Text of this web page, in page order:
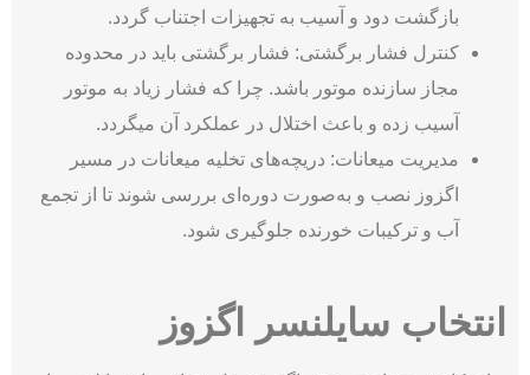
بازگشت دود و آسیب به تجهیزات اجتناب گردد.
کنترل فشار برگشتی: فشار برگشتی باید در محدوده
مجاز سازنده موتور باشد. چرا که فشار زیاد به موتور
آسیب زده و باعث اختلال در عملکرد آن می­گردد.
مدیریت میعانات: دریچه‌های تخلیه میعانات در مسیر
اگزوز نصب و به‌صورت دوره‌ای بررسی شوند تا از تجمع
آب و ترکیبات خورنده جلوگیری شود.
انتخاب سایلنسر اگزوز